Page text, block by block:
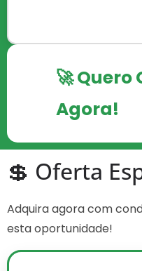
🚀 Quero
Agora!
💲 Oferta
Adquira agora com
esta oportunidade!